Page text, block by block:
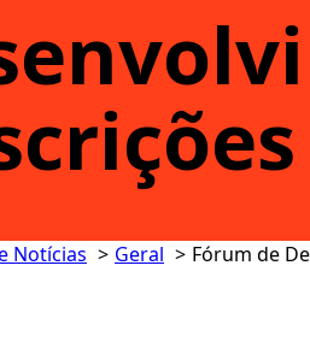
Notícias Geral Fórum de